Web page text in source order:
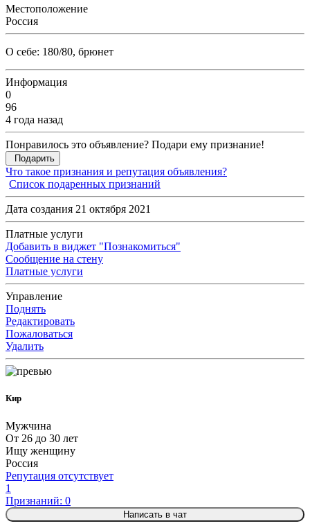
Местоположение
Россия
О себе: 180/80, брюнет
Информация
0
96
4 года назад
Понравилось это объявление? Подари ему признание!
Подарить
Что такое признания и репутация объявления?
Список подаренных признаний
Дата создания 21 октября 2021
Платные услуги
Добавить в виджет "Познакомиться"
Сообщение на стену
Платные услуги
Управление
Поднять
Редактировать
Пожаловаться
Удалить
Кир
Мужчина
От 26 до 30 лет
Ищу женщину
Россия
Репутация отсутствует
1
Признаний: 0
Написать в чат